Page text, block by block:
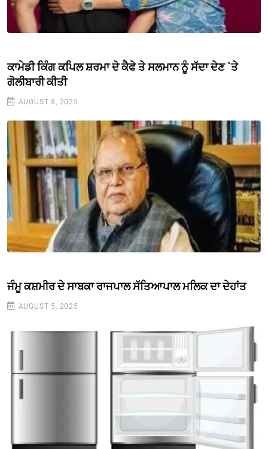
ਕਾਮੇਡੀ ਕਿੰਗ ਕਪਿਲ ਸ਼ਰਮਾ ਦੇ ਕੈਫੇ ਤੇ ਸਲਮਾਨ ਨੂੰ ਸੱਦਾ ਦੇਣ `ਤੇ
ਗੋਲੀਬਾਰੀ ਕੀਤੀ
AUGUST 8, 2025
ਜੰਮੂ ਕਸ਼ਮੀਰ ਦੇ ਸਾਬਕਾ ਰਾਜਪਾਲ ਸੱਤਿਆਪਾਲ ਮਲਿਕ ਦਾ ਦੇਹਾਂਤ
AUGUST 5, 2025